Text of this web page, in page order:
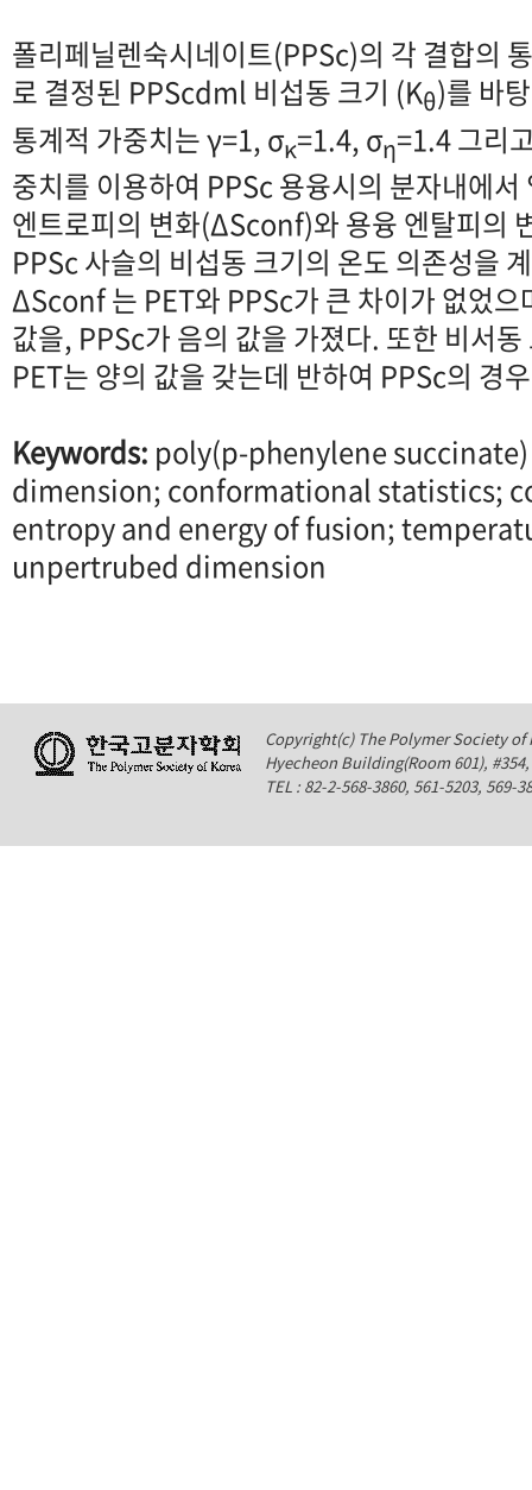
폴리페닐렌숙시네이트(PPSc)의 각 결합의
로 결정된 PPScdml 비섭동 크기 (Kθ)를 바
통계적 가중치는 γ=1, σκ=1.4, ση=1.4 그리
중치를 이용하여 PPSc 용융시의 분자내에
엔트로피의 변화(ΔSconf)와 용융 엔탈피의
PPSc 사슬의 비섭동 크기의 온도 의존성을
ΔSconf 는 PET와 PPSc가 큰 차이가 없었
값을, PPSc가 음의 값을 가졌다. 또한 비서
PET는 양의 값을 갖는데 반하여 PPSc의 경
Keywords: poly(p-phenylene
dimension; conformational statistics;
entropy and energy of fusion;
unpertrubed dimension
Copyright(c) The Polymer Society of
Hyecheon Building(Room 601),
TEL : 82-2-568-3860, 561-5203,